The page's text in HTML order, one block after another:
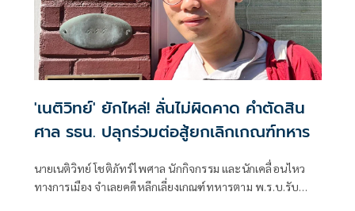
'เนติวิทย์' ยักไหล่! ลั่นไม่ผิดคาด คำตัดสิน
ศาล รธน. ปลุกร่วมต่อสู้ยกเลิกเกณฑ์ทหาร
นายเนติวิทย์ โชติภัทร์ไพศาล นักกิจกรรม และนักเคลื่อนไหว
ทางการเมือง จำเลยคดีหลีกเลี่ยงเกณฑ์ทหารตาม พ.ร.บ.รับ